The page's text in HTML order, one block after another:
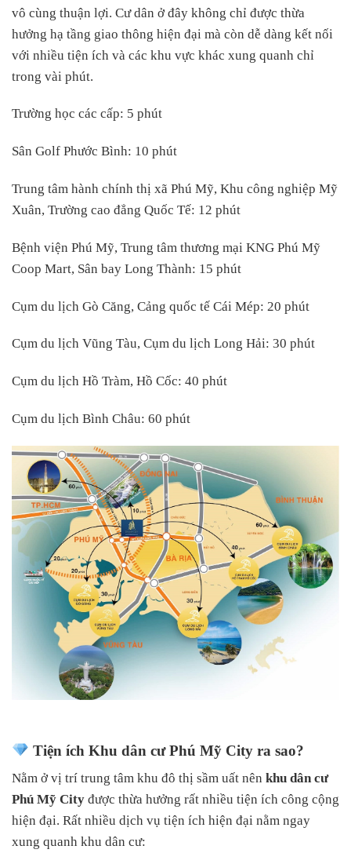
vô cùng thuận lợi. Cư dân ở đây không chỉ được thừa
hưởng hạ tầng giao thông hiện đại mà còn dễ dàng kết nối
với nhiều tiện ích và các khu vực khác xung quanh chỉ
trong vài phút.
Trường học các cấp: 5 phút
Sân Golf Phước Bình: 10 phút
Trung tâm hành chính thị xã Phú Mỹ, Khu công nghiệp Mỹ
Xuân, Trường cao đẳng Quốc Tế: 12 phút
Bệnh viện Phú Mỹ, Trung tâm thương mại KNG Phú Mỹ
Coop Mart, Sân bay Long Thành: 15 phút
Cụm du lịch Gò Căng, Cảng quốc tế Cái Mép: 20 phút
Cụm du lịch Vũng Tàu, Cụm du lịch Long Hải: 30 phút
Cụm du lịch Hồ Tràm, Hồ Cốc: 40 phút
Cụm du lịch Bình Châu: 60 phút
Tiện ích Khu dân cư Phú Mỹ City ra sao?
Nằm ở vị trí trung tâm khu đô thị sầm uất nên khu dân cư
Phú Mỹ City được thừa hưởng rất nhiều tiện ích công cộng
hiện đại. Rất nhiều dịch vụ tiện ích hiện đại nằm ngay
xung quanh khu dân cư: